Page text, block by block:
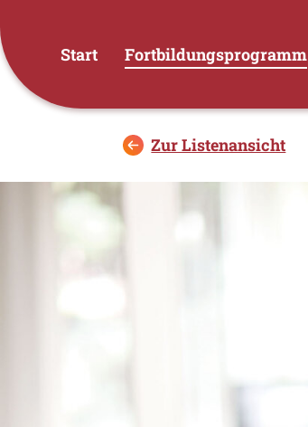
Start Fortbildungsprogramm
Zur Listenansicht